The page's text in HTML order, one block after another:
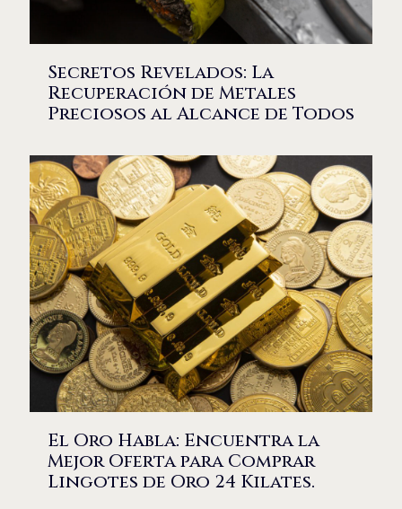
Secretos Revelados: La
Recuperación de Metales
Preciosos al Alcance de Todos
El Oro Habla: Encuentra la
Mejor Oferta para Comprar
Lingotes de Oro 24 Kilates.